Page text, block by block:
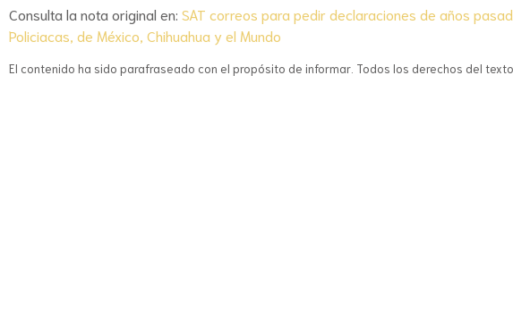
Consulta la nota original en: SAT correos para pedir declaraciones de años
Policiacas, de México, Chihuahua y el Mundo
El contenido ha sido parafraseado con el propósito de informar. Todos los derechos del texto